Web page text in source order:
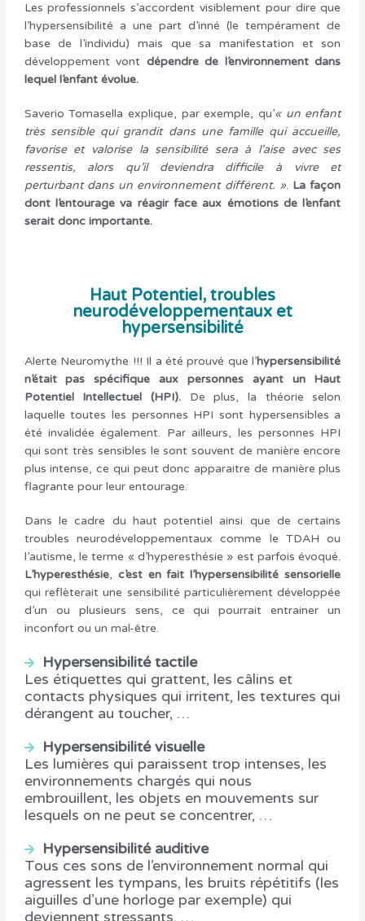
Les professionnels s’accordent visiblement pour dire que
l’hypersensibilité a une part d’inné (le tempérament de
base de l’individu) mais que sa manifestation et son
développement vont dépendre de l’environnement dans
lequel l’enfant évolue.
Saverio Tomasella explique, par exemple, qu’« un enfant
très sensible qui grandit dans une famille qui accueille,
favorise et valorise la sensibilité sera à l’aise avec ses
ressentis, alors qu’il deviendra difficile à vivre et
perturbant dans un environnement différent. ». La façon
dont l’entourage va réagir face aux émotions de l’enfant
serait donc importante.
Haut Potentiel, troubles
neurodéveloppementaux et
hypersensibilité
Alerte Neuromythe !!! Il a été prouvé que l’hypersensibilité
n’était pas spécifique aux personnes ayant un Haut
Potentiel Intellectuel (HPI). De plus, la théorie selon
laquelle toutes les personnes HPI sont hypersensibles a
été invalidée également. Par ailleurs, les personnes HPI
qui sont très sensibles le sont souvent de manière encore
plus intense, ce qui peut donc apparaitre de manière plus
flagrante pour leur entourage.
Dans le cadre du haut potentiel ainsi que de certains
troubles neurodéveloppementaux comme le TDAH ou
l’autisme, le terme « d’hyperesthésie » est parfois évoqué.
L’hyperesthésie, c’est en fait l’hypersensibilité sensorielle
qui reflèterait une sensibilité particulièrement développée
d’un ou plusieurs sens, ce qui pourrait entrainer un
inconfort ou un mal-être.
Hypersensibilité tactile
Les étiquettes qui grattent, les câlins et
contacts physiques qui irritent, les textures qui
dérangent au toucher, …
Hypersensibilité visuelle
Les lumières qui paraissent trop intenses, les
environnements chargés qui nous
embrouillent, les objets en mouvements sur
lesquels on ne peut se concentrer, …
Hypersensibilité auditive
Tous ces sons de l’environnement normal qui
agressent les tympans, les bruits répétitifs (les
aiguilles d’une horloge par exemple) qui
deviennent stressants, …